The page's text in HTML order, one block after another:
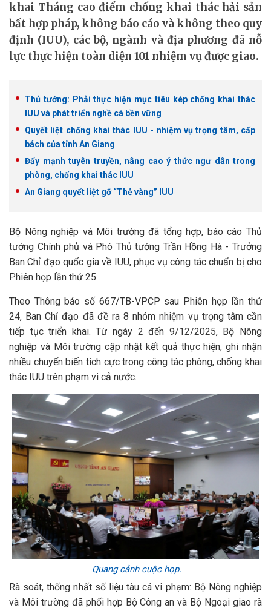
khai Tháng cao điểm chống khai thác hải sản
bất hợp pháp, không báo cáo và không theo quy
định (IUU), các bộ, ngành và địa phương đã nỗ
lực thực hiện toàn diện 101 nhiệm vụ được giao.
Thủ tướng: Phải thực hiện mục tiêu kép chống khai thác
IUU và phát triển nghề cá bền vững
Quyết liệt chống khai thác IUU - nhiệm vụ trọng tâm, cấp
bách của tỉnh An Giang
Đẩy mạnh tuyên truyền, nâng cao ý thức ngư dân trong
phòng, chống khai thác IUU
An Giang quyết liệt gỡ “Thẻ vàng” IUU
Bộ Nông nghiệp và Môi trường đã tổng hợp, báo cáo Thủ
tướng Chính phủ và Phó Thủ tướng Trần Hồng Hà - Trưởng
Ban Chỉ đạo quốc gia về IUU, phục vụ công tác chuẩn bị cho
Phiên họp lần thứ 25.
Theo Thông báo số 667/TB-VPCP sau Phiên họp lần thứ
24, Ban Chỉ đạo đã đề ra 8 nhóm nhiệm vụ trọng tâm cần
tiếp tục triển khai. Từ ngày 2 đến 9/12/2025, Bộ Nông
nghiệp và Môi trường cập nhật kết quả thực hiện, ghi nhận
nhiều chuyển biến tích cực trong công tác phòng, chống khai
thác IUU trên phạm vi cả nước.
Quang cảnh cuộc họp.
Rà soát, thống nhất số liệu tàu cá vi phạm: Bộ Nông nghiệp
và Môi trường đã phối hợp Bộ Công an và Bộ Ngoại giao rà